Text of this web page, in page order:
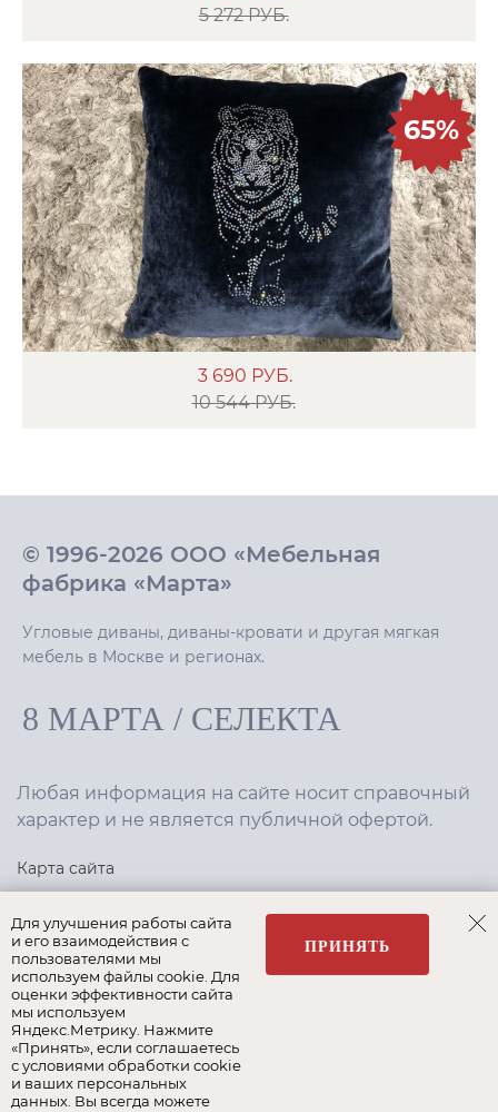
5 272 РУБ.
3 690 РУБ.
10 544 РУБ.
65%
© 1996-2026 ООО «Мебельная
фабрика «Марта»
Угловые диваны, диваны-кровати и другая мягкая
мебель в Москве и регионах.
8 МАРТА / СЕЛЕКТА
Любая информация на сайте носит справочный
характер и не является публичной офертой.
Карта сайта
Политика конфиденциальности
Создание сайта,интернет-маркетинг
Наши бренды:
Для улучшения работы сайта
и его взаимодействия с
пользователями мы
используем файлы cookie. Для
оценки эффективности сайта
мы используем
Яндекс.Метрику. Нажмите
«Принять», если соглашаетесь
с условиями обработки cookie
и ваших персональных
данных. Вы всегда можете
ПРИНЯТЬ